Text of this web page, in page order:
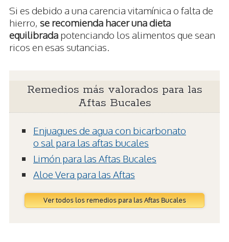
Si es debido a una carencia vitamínica o falta de
hierro, se recomienda hacer una dieta
equilibrada potenciando los alimentos que sean
ricos en esas sutancias.
Remedios más valorados para las
Aftas Bucales
Enjuagues de agua con bicarbonato
o sal para las aftas bucales
Limón para las Aftas Bucales
Aloe Vera para las Aftas
Ver todos los remedios para las Aftas Bucales